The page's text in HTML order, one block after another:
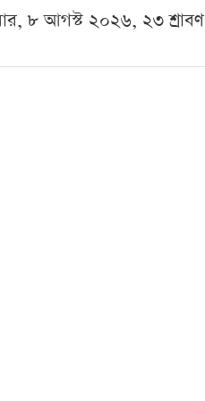
৮ আগস্ট ২০২৬, ২৩ শ্রাবণ